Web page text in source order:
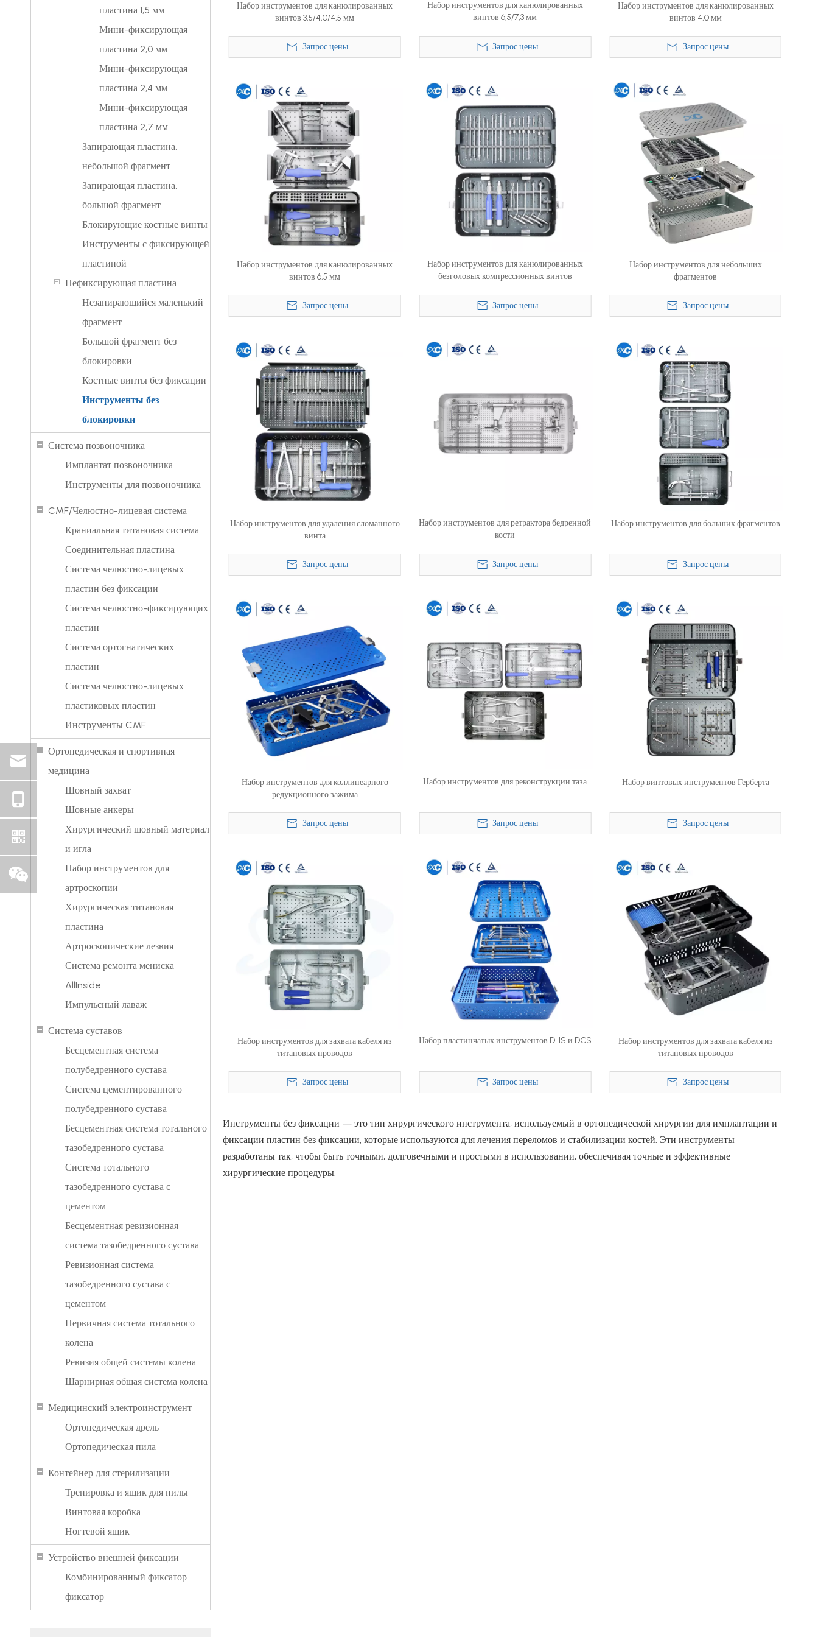
пластина 1,5 мм
Мини-фиксирующая
пластина 2,0 мм
Мини-фиксирующая
пластина 2,4 мм
Мини-фиксирующая
пластина 2,7 мм
Запирающая пластина,
небольшой фрагмент
Запирающая пластина,
большой фрагмент
Блокирующие костные винты
Инструменты с фиксирующей
пластиной
Нефиксирующая пластина
Незапирающийся маленький
фрагмент
Большой фрагмент без
блокировки
Костные винты без фиксации
Инструменты без
блокировки
Система позвоночника
Имплантат позвоночника
Инструменты для позвоночника
CMF/Челюстно-лицевая система
Краниальная титановая система
Соединительная пластина
Система челюстно-лицевых
пластин без фиксации
Система челюстно-фиксирующих
пластин
Система ортогнатических
пластин
Система челюстно-лицевых
пластиковых пластин
Инструменты CMF
Ортопедическая и спортивная
медицина
Шовный захват
Шовные анкеры
Хирургический шовный материал
и игла
Набор инструментов для
артроскопии
Хирургическая титановая
пластина
Артроскопические лезвия
Система ремонта мениска
AllInside
Импульсный лаваж
Система суставов
Бесцементная система
полубедренного сустава
Система цементированного
полубедренного сустава
Бесцементная система тотального
тазобедренного сустава
Система тотального
тазобедренного сустава с
цементом
Бесцементная ревизионная
система тазобедренного сустава
Ревизионная система
тазобедренного сустава с
цементом
Первичная система тотального
колена
Ревизия общей системы колена
Шарнирная общая система колена
Медицинский электроинструмент
Ортопедическая дрель
Ортопедическая пила
Контейнер для стерилизации
Тренировка и ящик для пилы
Винтовая коробка
Ногтевой ящик
Устройство внешней фиксации
Комбинированный фиксатор
фиксатор
Набор инструментов для канюлированных
винтов 3,5/4,0/4,5 мм
Запрос цены
Набор инструментов для канюлированных
винтов 6,5/7,3 мм
Запрос цены
Набор инструментов для канюлированных
винтов 4,0 мм
Запрос цены
Набор инструментов для канюлированных
винтов 6,5 мм
Запрос цены
Набор инструментов для канюлированных
безголовых компрессионных винтов
Запрос цены
Набор инструментов для небольших
фрагментов
Запрос цены
Набор инструментов для удаления сломанного
винта
Запрос цены
Набор инструментов для ретрактора бедренной
кости
Запрос цены
Набор инструментов для больших фрагментов
Запрос цены
Набор инструментов для коллинеарного
редукционного зажима
Запрос цены
Набор инструментов для реконструкции таза
Запрос цены
Набор винтовых инструментов Герберта
Запрос цены
Набор инструментов для захвата кабеля из
титановых проводов
Запрос цены
Набор пластинчатых инструментов DHS и DCS
Запрос цены
Набор инструментов для захвата кабеля из
титановых проводов
Запрос цены
Инструменты без фиксации — это тип хирургического инструмента, используемый в ортопедической хирургии для имплантации и
фиксации пластин без фиксации, которые используются для лечения переломов и стабилизации костей. Эти инструменты
разработаны так, чтобы быть точными, долговечными и простыми в использовании, обеспечивая точные и эффективные
хирургические процедуры.